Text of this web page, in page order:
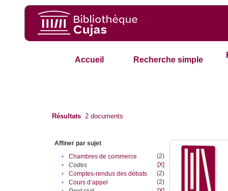
Accueil Recherche simple
Résultats 2 documents
Affiner par sujet
•
Chambres de commerce
(2)
•
Codes
[X]
•
Comptes-rendus des débats
(2)
•
Cours d’appel
(2)